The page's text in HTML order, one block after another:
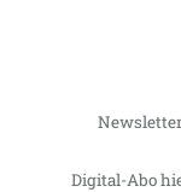
Digital-Abo